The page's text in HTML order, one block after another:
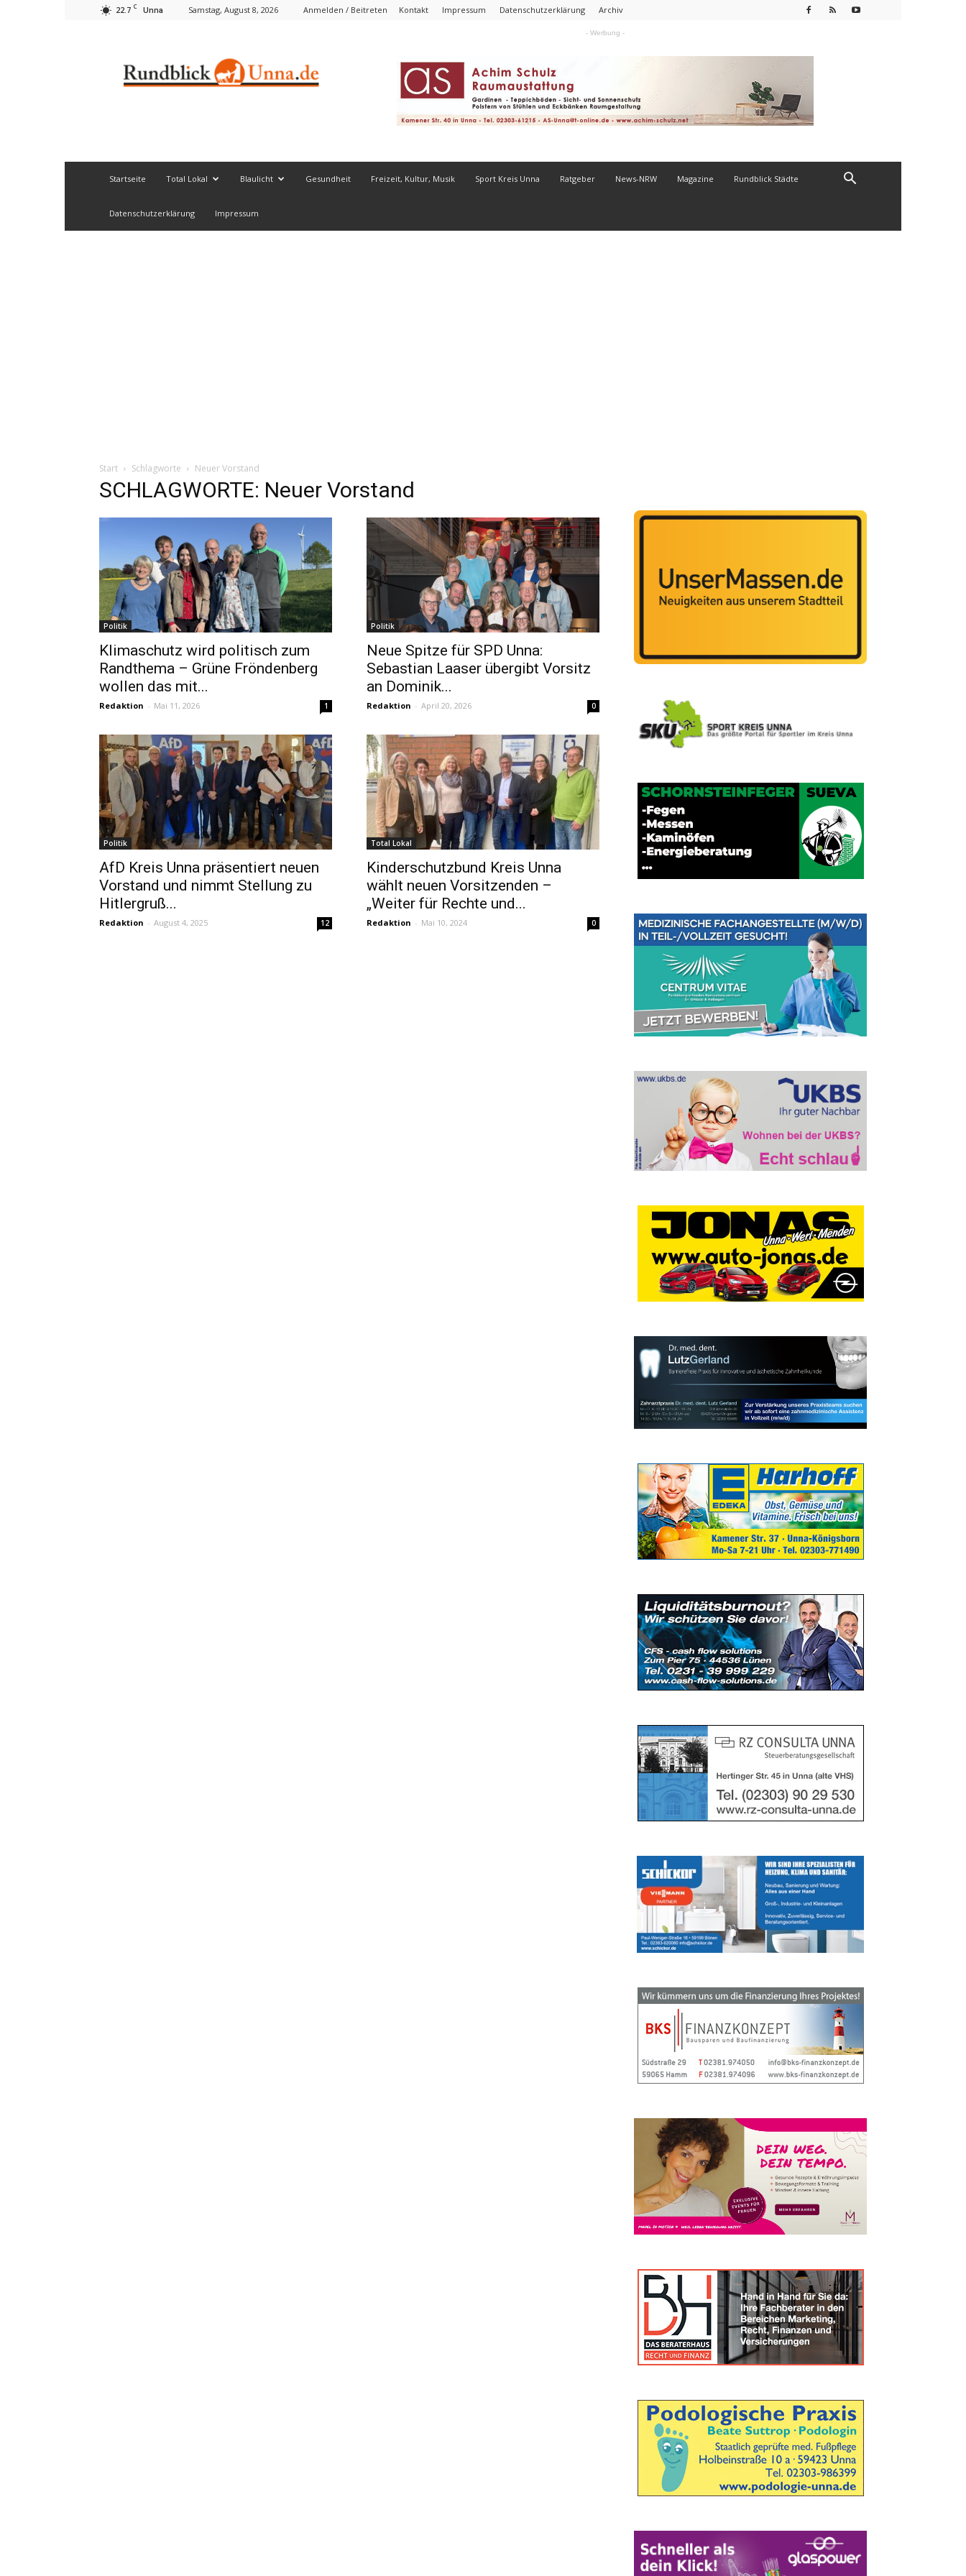
22.7 C Unna Samstag, August 8, 2026 Anmelden / Beitreten Kontakt Impressum Datenschutzerklärung Archiv
- Werbung -
Startseite Total Lokal Blaulicht Gesundheit Freizeit, Kultur, Musik Sport Kreis Unna Ratgeber News-NRW Magazine Rundblick Städte
Datenschutzerklärung Impressum
Start Schlagworte Neuer Vorstand
SCHLAGWORTE: Neuer Vorstand
Politik
Klimaschutz wird politisch zum
Randthema – Grüne Fröndenberg
wollen das mit...
Redaktion - Mai 11, 2026 1
Politik
Neue Spitze für SPD Unna:
Sebastian Laaser übergibt Vorsitz
an Dominik...
Redaktion - April 20, 2026 0
Politik
AfD Kreis Unna präsentiert neuen
Vorstand und nimmt Stellung zu
Hitlergruß...
Redaktion - August 4, 2025 12
Total Lokal
Kinderschutzbund Kreis Unna
wählt neuen Vorsitzenden –
„Weiter für Rechte und...
Redaktion - Mai 10, 2024 0